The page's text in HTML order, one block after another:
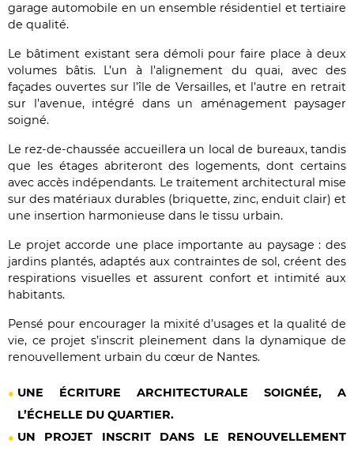
garage automobile en un ensemble résidentiel et tertiaire
de qualité.
Le bâtiment existant sera démoli pour faire place à deux
volumes bâtis. L’un à l’alignement du quai, avec des
façades ouvertes sur l’île de Versailles, et l’autre en retrait
sur l’avenue, intégré dans un aménagement paysager
soigné.
Le rez-de-chaussée accueillera un local de bureaux, tandis
que les étages abriteront des logements, dont certains
avec accès indépendants. Le traitement architectural mise
sur des matériaux durables (briquette, zinc, enduit clair) et
une insertion harmonieuse dans le tissu urbain.
Le projet accorde une place importante au paysage : des
jardins plantés, adaptés aux contraintes de sol, créent des
respirations visuelles et assurent confort et intimité aux
habitants.
Pensé pour encourager la mixité d’usages et la qualité de
vie, ce projet s’inscrit pleinement dans la dynamique de
renouvellement urbain du cœur de Nantes.
UNE ÉCRITURE ARCHITECTURALE SOIGNÉE, A
L’ÉCHELLE DU QUARTIER.
UN PROJET INSCRIT DANS LE RENOUVELLEMENT